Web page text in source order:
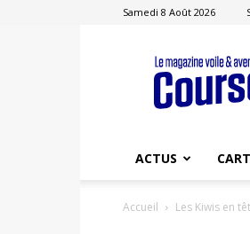
Samedi 8 Août 2026
ACTUS
Accueil Les Kiwis en